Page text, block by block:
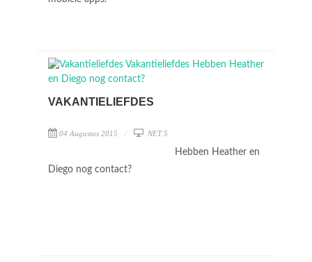
VAKANTIELIEFDES
04 Augustus 2015 NET 5
Hebben Heather en
Diego nog contact?